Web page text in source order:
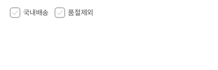
국내배송 품절제외